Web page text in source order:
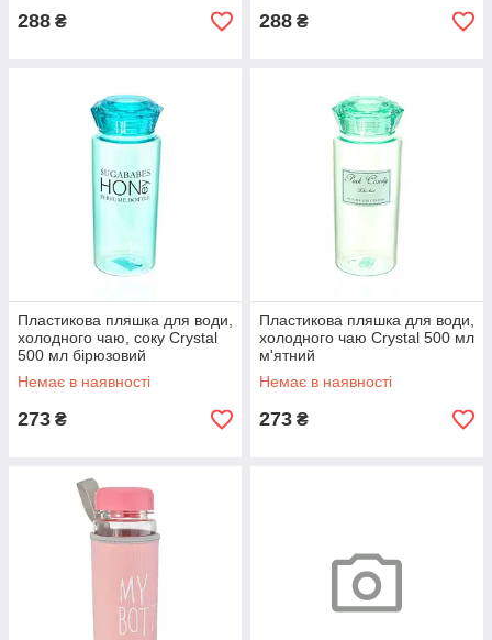
288 ₴ 288 ₴
Пластикова пляшка для води,
холодного чаю, соку Crystal
500 мл бірюзовий
Немає в наявності
273 ₴
Пластикова пляшка для води,
холодного чаю Crystal 500 мл
м'ятний
Немає в наявності
273 ₴